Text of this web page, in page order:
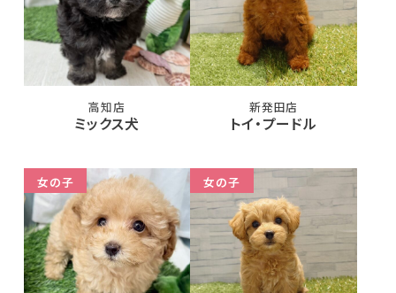
高知店
ミックス犬
新発田店
トイ・プードル
女の子 女の子